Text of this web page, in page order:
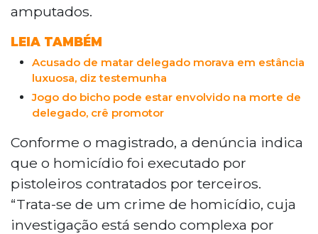
amputados.
LEIA TAMBÉM
Acusado de matar delegado morava em estância
luxuosa, diz testemunha
Jogo do bicho pode estar envolvido na morte de
delegado, crê promotor
Conforme o magistrado, a denúncia indica
que o homicídio foi executado por
pistoleiros contratados por terceiros.
“Trata-se de um crime de homicídio, cuja
investigação está sendo complexa por